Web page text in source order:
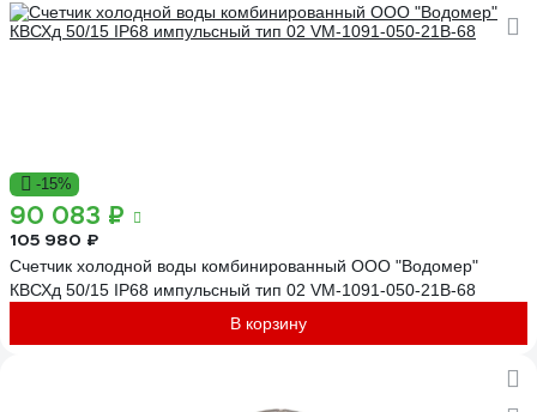
-15%
90 083 ₽
105 980 ₽
Счетчик холодной воды комбинированный ООО "Водомер"
КВСХд 50/15 IP68 импульсный тип 02 VM-1091-050-21B-68
В корзину